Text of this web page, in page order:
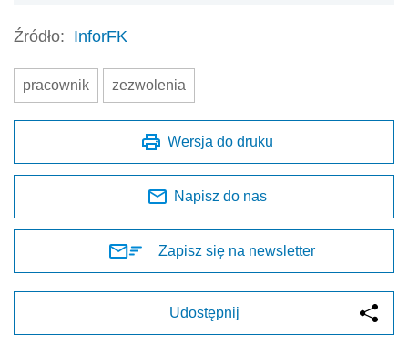
Źródło: InforFK
pracownik zezwolenia
Wersja do druku
Napisz do nas
Zapisz się na newsletter
Udostępnij